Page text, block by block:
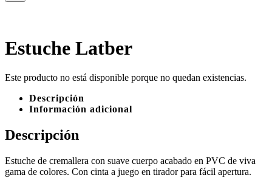
Estuche Latber
Este producto no está disponible porque no quedan existencias.
Descripción
Información adicional
Descripción
Estuche de cremallera con suave cuerpo acabado en PVC de viva
gama de colores. Con cinta a juego en tirador para fácil apertura.